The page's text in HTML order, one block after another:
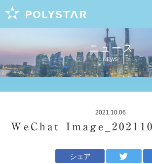
ニュース
NEWS
2021.10.06
WeChat
シェア